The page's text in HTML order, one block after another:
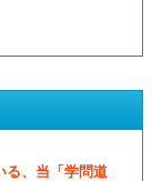
る、当「学問道